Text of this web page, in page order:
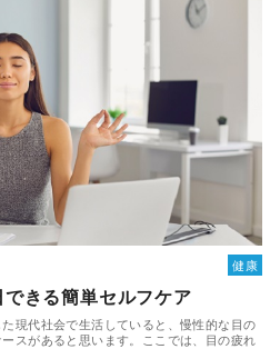
健康
きる簡単セルフケア
現代社会で生活していると、慢性的な目の
スがあると思います。ここでは、目の疲れ